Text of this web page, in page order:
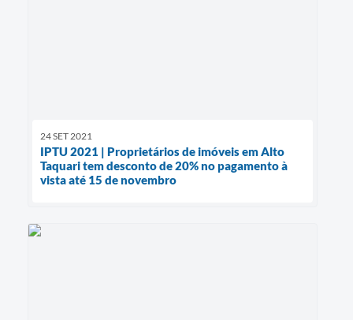
24 SET 2021
IPTU 2021 | Proprietários de imóveis em Alto
Taquari tem desconto de 20% no pagamento à
vista até 15 de novembro